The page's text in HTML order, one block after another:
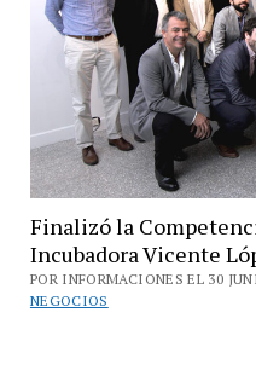
Finalizó la
Incubadora Vicente
POR INFORMACIONES EL 30
NEGOCIOS